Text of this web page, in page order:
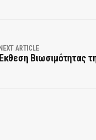
NEXT ARTICLE
Βιωσιμότητας